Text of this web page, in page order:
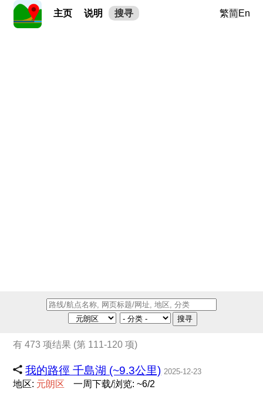
主页 说明 搜寻 繁简En
搜寻
有 473 项结果 (第 111-120 项)
我的路徑 千島湖 (~9.3公里) 2025-12-23
地区: 元朗 区 一周下载/浏览: ~6/2